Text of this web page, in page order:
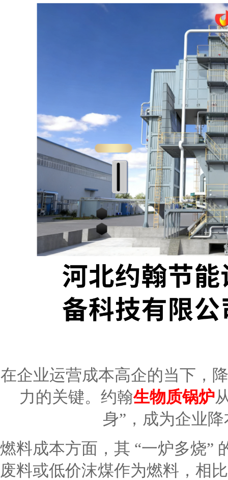
在企业运营成本高企的当下，
力的关键。约翰生物质锅炉
身”，成为企业
燃料成本方面，其 “一炉多烧”
废料或低价沫煤作为燃料，相